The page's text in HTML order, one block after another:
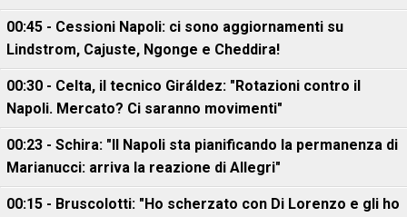
00:45 - Cessioni Napoli: ci sono aggiornamenti su
Lindstrom, Cajuste, Ngonge e Cheddira!
00:30 - Celta, il tecnico Giráldez: "Rotazioni contro il
Napoli. Mercato? Ci saranno movimenti"
00:23 - Schira: "Il Napoli sta pianificando la permanenza di
Marianucci: arriva la reazione di Allegri"
00:15 - Bruscolotti: "Ho scherzato con Di Lorenzo e gli ho